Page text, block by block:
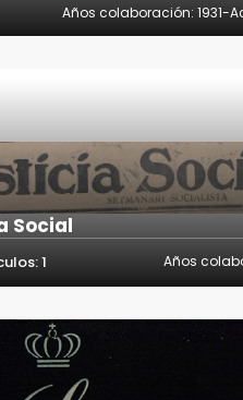
Años colaboración: 1931-
Social
1 Años